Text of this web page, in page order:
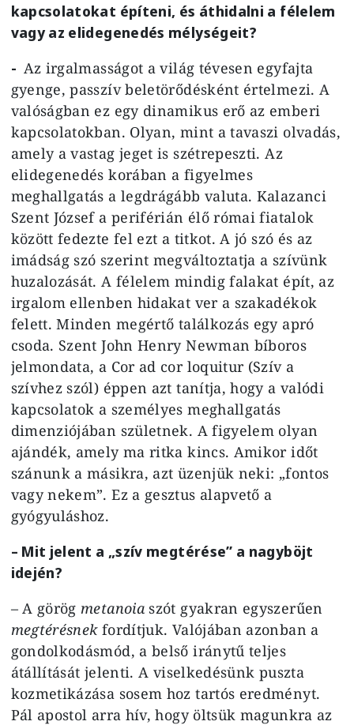
kapcsolatokat építeni, és áthidalni a félelem
vagy az elidegenedés mélységeit?
- Az irgalmasságot a világ tévesen egyfajta
gyenge, passzív beletörődésként értelmezi. A
valóságban ez egy dinamikus erő az emberi
kapcsolatokban. Olyan, mint a tavaszi olvadás,
amely a vastag jeget is szétrepeszti. Az
elidegenedés korában a figyelmes
meghallgatás a legdrágább valuta. Kalazanci
Szent József a periférián élő római fiatalok
között fedezte fel ezt a titkot. A jó szó és az
imádság szó szerint megváltoztatja a szívünk
huzalozását. A félelem mindig falakat épít, az
irgalom ellenben hidakat ver a szakadékok
felett. Minden megértő találkozás egy apró
csoda. Szent John Henry Newman bíboros
jelmondata, a Cor ad cor loquitur (Szív a
szívhez szól) éppen azt tanítja, hogy a valódi
kapcsolatok a személyes meghallgatás
dimenziójában születnek. A figyelem olyan
ajándék, amely ma ritka kincs. Amikor időt
szánunk a másikra, azt üzenjük neki: „fontos
vagy nekem”. Ez a gesztus alapvető a
gyógyuláshoz.
– Mit jelent a „szív megtérése” a nagyböjt
idején?
– A görög metanoia szót gyakran egyszerűen
megtérésnekfordítjuk. Valójában azonban a
gondolkodásmód, a belső iránytű teljes
átállítását jelenti. A viselkedésünk puszta
kozmetikázása sosem hoz tartós eredményt.
Pál apostol arra hív, hogy öltsük magunkra az